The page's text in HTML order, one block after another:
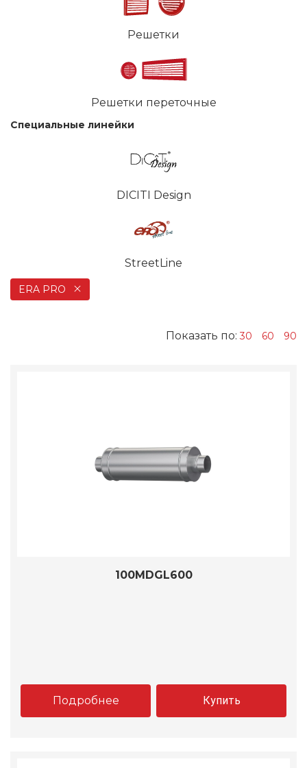
Решетки
Решетки переточные
Специальные линейки
DICITI Design
StreetLine
ERA PRO
Показать по:30 60 90
100MDGL600
Подробнее Купить